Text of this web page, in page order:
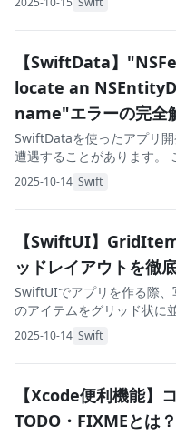
【SwiftData】
locate an
name"エラーの完全
SwiftDataを使ったアプリ
遭遇することがあります。
た新しいデータ永続化フレ
2025-10-14 Swift
【SwiftUI】
ッドレイアウトを徹
SwiftUIでアプリを作る際
のアイテムをグリッド状に
ときに活躍するのが
2025-10-14 Swift
【Xcode便利機能】
TODO・FIXMEとは